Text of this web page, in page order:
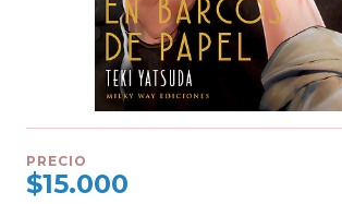
PRECIO
$15.000